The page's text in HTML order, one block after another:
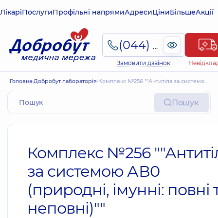
ЛікаріПослугиПрофільні напрямиАдресиЦіниБільшеАкції
(044) 495-2-888
Замовити дзвінок
Головна Добробут лабораторія Комплекс №256 ""Антитіла за системою АВ0 (природні, імунні: повні та неповні)""
Пошук
Комплекс №256
за системою АВ0
(природні, імунні: повні
неповні)""